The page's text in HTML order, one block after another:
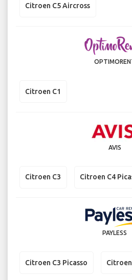
Citroen C5 Aircross
Citroen C1
AVIS
Citroen C3 Citroen C4
PAYLESS
Citroen C3 Picasso Citroen